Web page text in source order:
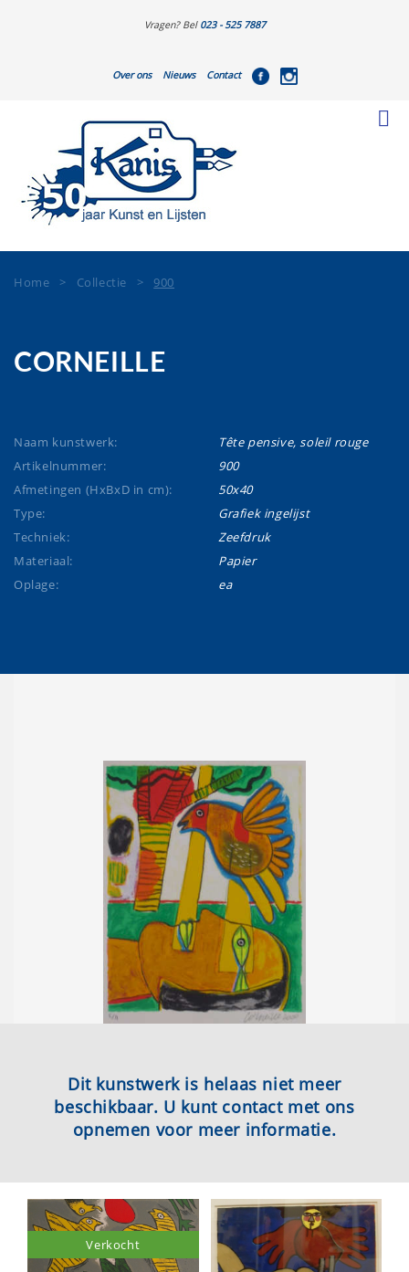
Vragen? Bel 023 - 525 7887
Over ons Nieuws Contact
Home > Collectie > 900
CORNEILLE
Naam kunstwerk:
Tête pensive, soleil rouge
Artikelnummer:
900
Afmetingen (HxBxD in cm):
50x40
Type:
Grafiek ingelijst
Techniek:
Zeefdruk
Materiaal:
Papier
Oplage:
ea
Dit kunstwerk is helaas niet meer
beschikbaar. U kunt contact met ons
opnemen voor meer informatie.
Verkocht